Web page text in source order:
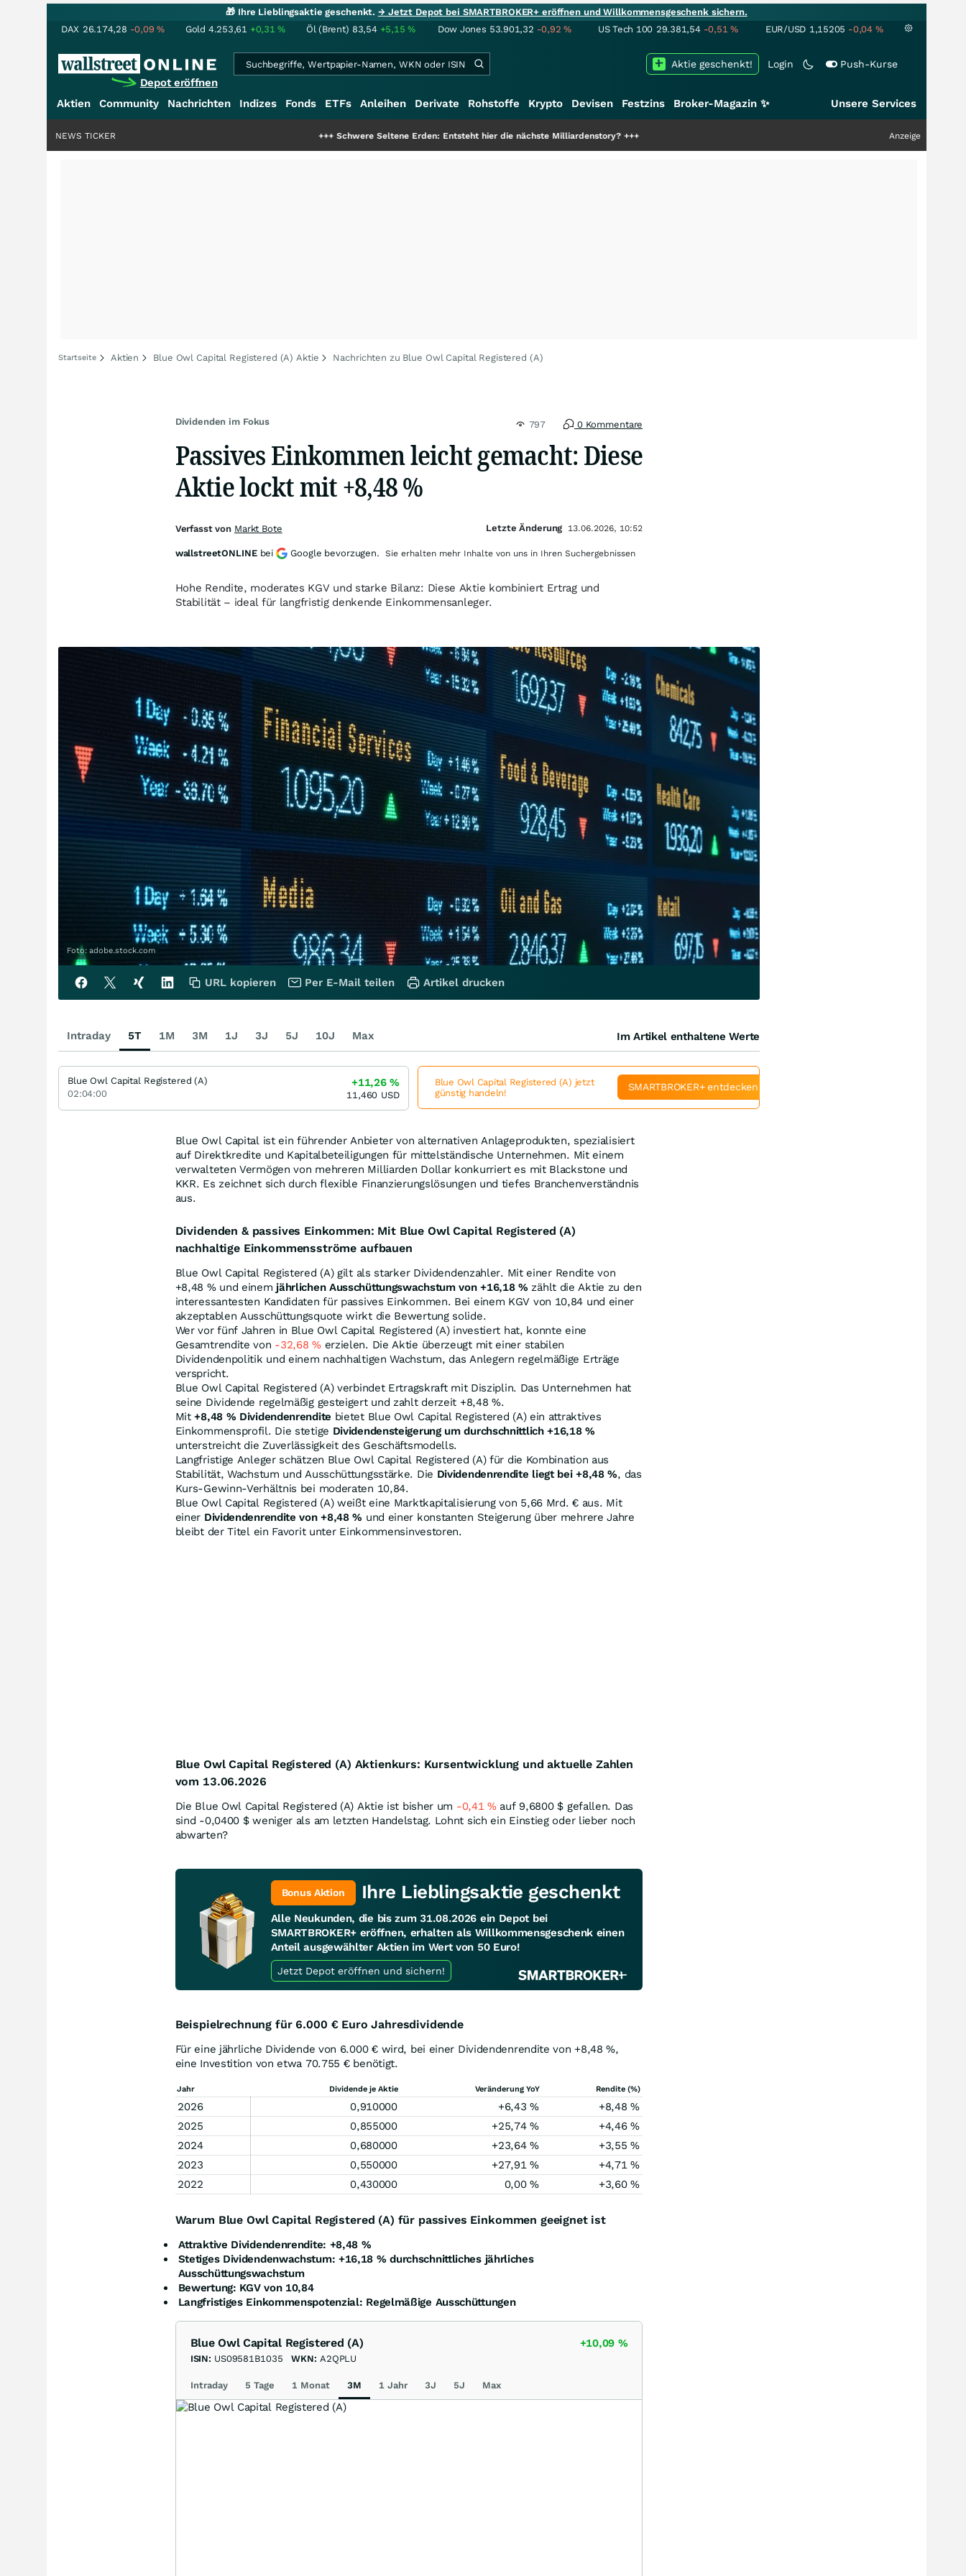
🎁 Ihre Lieblingsaktie geschenkt.→ Jetzt Depot bei SMARTBROKER+ eröffnen und Willkommensgeschenk sichern.
DAX 26.174,28 -0,09% Gold 4.253,61 +0,31% Öl (Brent) 83,54 +5,15% Dow Jones 53.901,32 -0,92% US Tech 100 29.381,54 -0,51% EUR/USD 1,15205 -0,04 %
Depot eröffnen
Login Push-Kurse
Aktie geschenkt!
Aktien Community Nachrichten Indizes Fonds ETFs Anleihen Derivate Rohstoffe Krypto Devisen Festzins Broker-Magazin ✨ Unsere Services
Schwere Seltene Erden: Entsteht hier die nächste Milliardenstory?+++ Anzeige
NEWS TICKER
Startseite Aktien Blue Owl Capital Registered (A) Aktie Nachrichten zu Blue Owl Capital Registered (A)
Dividenden im Fokus 797 0 Kommentare
Passives Einkommen leicht gemacht: Diese
Aktie lockt mit +8,48 %
Hohe Rendite, moderates KGV und starke Bilanz: Diese Aktie kombiniert Ertrag und
Stabilität – ideal für langfristig denkende Einkommensanleger.
Foto: adobe.stock.com
Blue Owl Capital ist ein führender Anbieter von alternativen Anlageprodukten, spezialisiert
auf Direktkredite und Kapitalbeteiligungen für mittelständische Unternehmen. Mit einem
verwalteten Vermögen von mehreren Milliarden Dollar konkurriert es mit Blackstone und
KKR. Es zeichnet sich durch flexible Finanzierungslösungen und tiefes Branchenverständnis
aus.
Dividenden & passives Einkommen: Mit Blue Owl Capital Registered (A)
nachhaltige Einkommensströme aufbauen
Blue Owl Capital Registered (A) gilt als starker Dividendenzahler. Mit einer Rendite von
+8,48 %und einemjährlichen Ausschüttungswachstum von +16,18% zählt die Aktie zu den
interessantesten Kandidaten für passives Einkommen. Bei einem KGV von 10,84 und einer
akzeptablen Ausschüttungsquote wirkt die Bewertung solide.
Wer vor fünf Jahren in Blue Owl Capital Registered (A) investiert hat, konnte eine
Gesamtrendite von -32,68%erzielen. Die Aktie überzeugt mit einer stabilen
Dividendenpolitik und einem nachhaltigen Wachstum, das Anlegern regelmäßige Erträge
verspricht.
Blue Owl Capital Registered (A) verbindet Ertragskraft mit Disziplin. Das Unternehmen hat
seine Dividende regelmäßig gesteigert und zahlt derzeit +8,48%.
Mit+8,48 % Dividendenrendite bietet Blue Owl Capital Registered (A) ein attraktives
Einkommensprofil. Die stetige Dividendensteigerung um durchschnittlich +16,18%
unterstreicht die Zuverlässigkeit des Geschäftsmodells.
Langfristige Anleger schätzen Blue Owl Capital Registered (A) für die Kombination aus
Stabilität, Wachstum und Ausschüttungsstärke. Die Dividendenrendite liegt bei +8,48%, das
Kurs-Gewinn-Verhältnis bei moderaten 10,84.
Blue Owl Capital Registered (A) weißt eine Marktkapitalisierung von 5,66 Mrd. € aus. Mit
einer Dividendenrendite von +8,48% und einer konstanten Steigerung über mehrere Jahre
bleibt der Titel ein Favorit unter Einkommensinvestoren.
Blue Owl Capital Registered (A) Aktienkurs: Kursentwicklung und aktuelle Zahlen
vom 13.06.2026
Die Blue Owl Capital Registered (A) Aktie ist bisher um -0,41%auf 9,6800 $ gefallen. Das
sind -0,0400 $weniger als am letzten Handelstag. Lohnt sich ein Einstieg oder lieber noch
abwarten?
Bonus Aktion Ihre Lieblingsaktie geschenkt
Alle Neukunden, die bis zum 31.08.2026 ein Depot bei
SMARTBROKER+ eröffnen, erhalten als Willkommensgeschenk einen
Anteil ausgewählter Aktien im Wert von 50 Euro!
Jetzt Depot eröffnen und sichern!
Beispielrechnung für 6.000 €Euro Jahresdividende
Für eine jährliche Dividende von 6.000 €wird, bei einer Dividendenrendite von +8,48%,
eine Investition von etwa 70.755 €benötigt.
Jahr Dividende je Aktie Veränderung YoY Rendite (%)
2026 0,910000 +6,43% +8,48%
2025
0,855000 +25,74% +4,46%
2024
0,680000 +23,64% +3,55%
2023
0,550000 +27,91% +4,71%
2022
0,430000 0,00% +3,60%
Warum Blue Owl Capital Registered (A) für passives Einkommen geeignet ist
Attraktive Dividendenrendite: +8,48 %
Stetiges Dividendenwachstum: +16,18 % durchschnittliches jährliches
Ausschüttungswachstum
Bewertung: KGV von 10,84
Langfristiges Einkommenspotenzial: Regelmäßige Ausschüttungen
Blue Owl Capital Registered (A) +10,09 %
ISIN: US09581B1035 WKN: A2QPLU
Intraday 5 Tage 1 Monat 3M 1 Jahr 3J 5J Max
Verfasst von Markt Bote Letzte Änderung 13.06.2026, 10:52
wallstreetONLINE bei Google bevorzugen. Sie erhalten mehr Inhalte von uns in Ihren Suchergebnissen
URL kopieren Per E-Mail teilen Artikel drucken
Intraday 5T 1M 3M 1J 3J 5J 10J Max Im Artikel enthaltene Werte
Blue Owl Capital Registered (A)
02:04:00
+11,26%
11,460 USD
Blue Owl Capital Registered (A) jetzt
günstig handeln!
SMARTBROKER+ entdecken